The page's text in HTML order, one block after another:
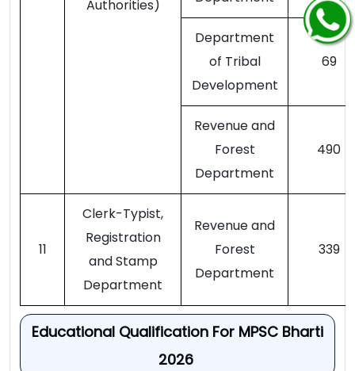
Authorities)
Department
of Tribal
Development
69
Revenue and
Forest
Department
490
11
Clerk-Typist,
Registration
and Stamp
Department
Revenue and
Forest
Department
339
Educational Qualification For MPSC Bharti
2026